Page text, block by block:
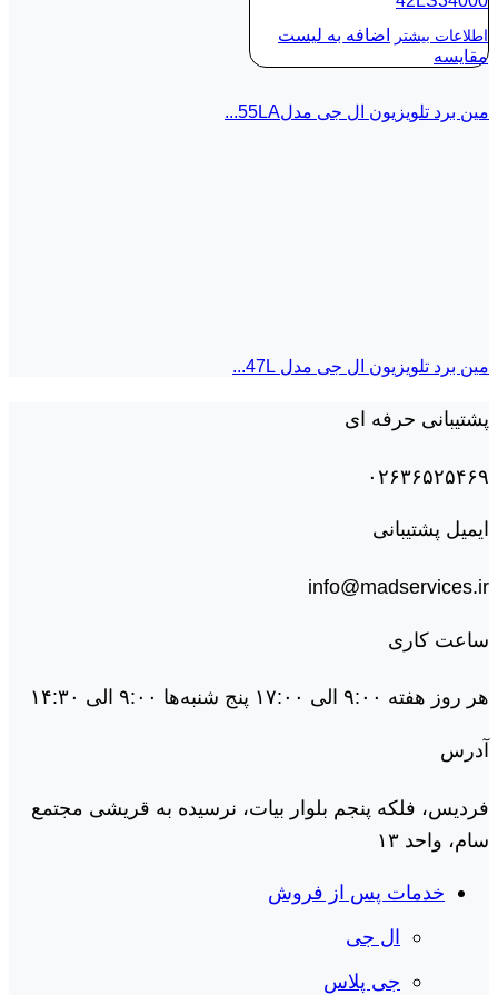
اطلاعات بیشتر
اضافه به لیست
مقایسه
مین برد تلویزیون ال جی مدل55LA...
مین برد تلویزیون ال جی مدل 47L...
پشتیبانی حرفه ای
۰۲۶۳۶۵۲۵۴۶۹
ایمیل پشتیبانی
info@madservices.ir
ساعت کاری
هر روز هفته ۹:۰۰ الی ۱۷:۰۰ پنج شنبه‌ها ۹:۰۰ الی ۱۴:۳۰
آدرس
فردیس، فلکه پنجم بلوار بیات، نرسیده به قریشی مجتمع
سام، واحد ۱۳
خدمات پس از فروش
ال جی
جی پلاس